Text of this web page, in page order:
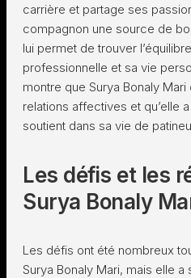
carrière et partage ses
compagnon une source de
lui permet de trouver
professionnelle et sa vie
montre que Surya Bonaly
relations affectives et qu’elle
soutient dans sa vie de
Les défis et les
Surya Bonaly
Les défis ont été nombreux
Surya Bonaly Mari, mais elle